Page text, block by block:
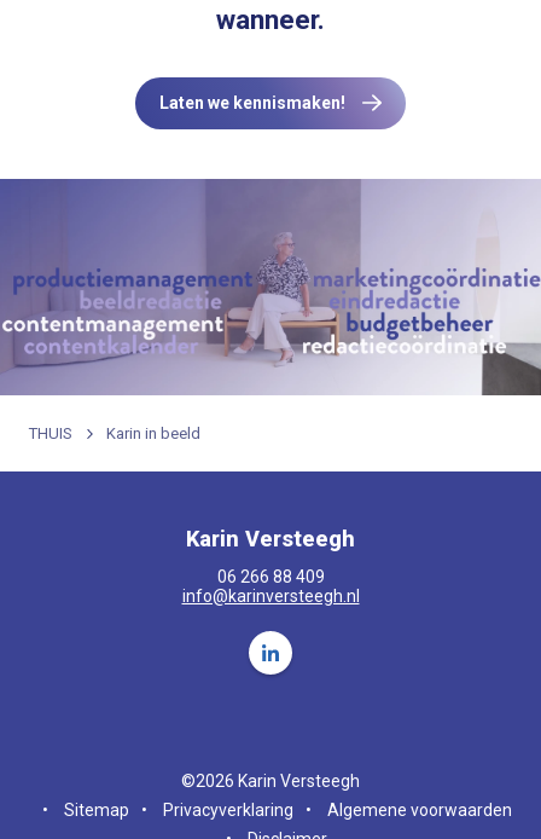
wanneer.
Laten we kennismaken!
THUIS Karin in beeld
Karin Versteegh
06 266 88 409
info@karinversteegh.nl
Volg ons op LinkedIn Karin
©2026 Karin Versteegh
•
Sitemap • Privacyverklaring •
Algemene voorwaarden